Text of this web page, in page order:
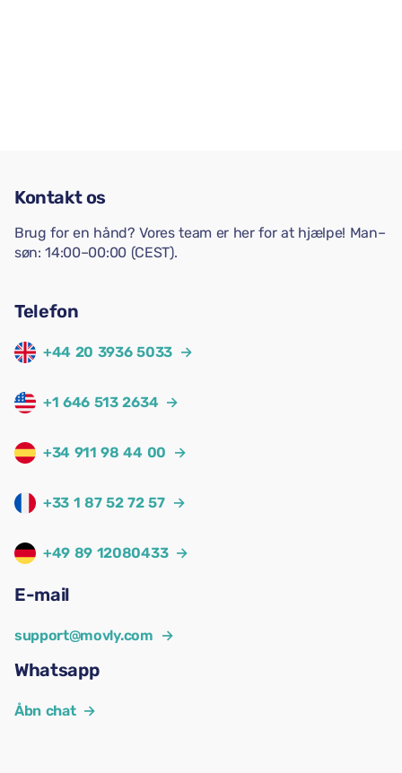
Kontakt os
Brug for en hånd? Vores team er her for at hjælpe! Man–
søn: 14:00–00:00 (CEST).
Telefon
+44 20 3936 5033 →
+1 646 513 2634 →
+34 911 98 44 00 →
+33 1 87 52 72 57 →
+49 89 12080433 →
E-mail
support@movly.com →
Whatsapp
Åbn chat →